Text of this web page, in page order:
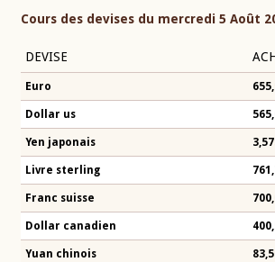
Cours des devises du mercredi 5 Août
DEVISE
Euro
Dollar us
Yen japonais
Livre sterling
Franc suisse
Dollar canadien
Yuan chinois